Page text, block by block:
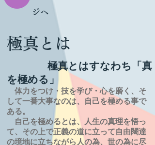
ジへ
極真とは
極真とはすなわち「真
を極める」
体力をつけ・技を学び・心を磨く、そ
して一番大事なのは、自己を極める事で
ある。
自己を極めるとは、
人生の真理を悟っ
て、その上で正義の道に立って自由闊達
の境地に立ちながら人の為、世の為に尽